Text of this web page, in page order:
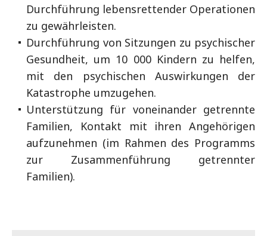
Durchführung lebensrettender Operationen
zu gewährleisten.
Durchführung von Sitzungen zu psychischer
Gesundheit, um 10 000 Kindern zu helfen,
mit den psychischen Auswirkungen der
Katastrophe umzugehen.
Unterstützung für voneinander getrennte
Familien, Kontakt mit ihren Angehörigen
aufzunehmen (im Rahmen des Programms
zur Zusammenführung getrennter
Familien).